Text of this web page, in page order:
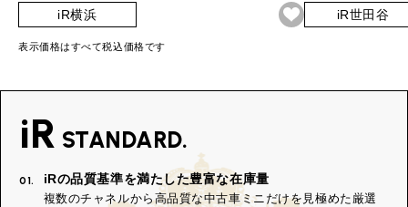
iR横浜 iR世田谷
表示価格はすべて税込価格です
iR STANDARD.
01. iRの品質基準を満たした豊富な在庫量
複数のチャネルから高品質な中古車ミニだけを見極めた厳選